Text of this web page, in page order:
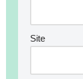
Site